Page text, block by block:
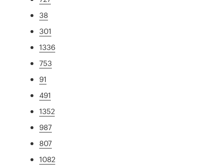
38
301
1336
753
91
491
1352
987
807
1082